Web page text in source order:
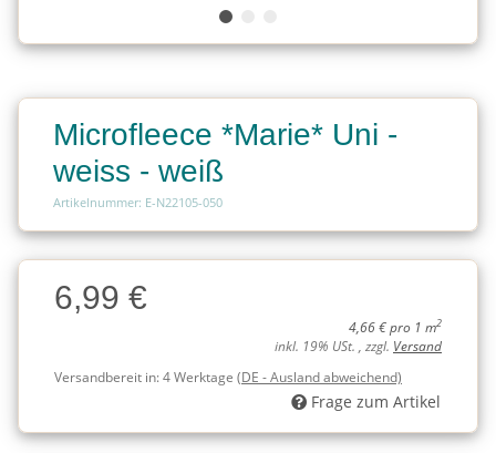
Microfleece *Marie* Uni -
weiss - weiß
Artikelnummer: E-N22105-050
Charge
Charge6,99 €
4,66 € pro 1 m2
inkl. 19% USt. , zzgl. Versand
Versandbereit in:4 Werktage (DE - Ausland abweichend)
Frage zum Artikel